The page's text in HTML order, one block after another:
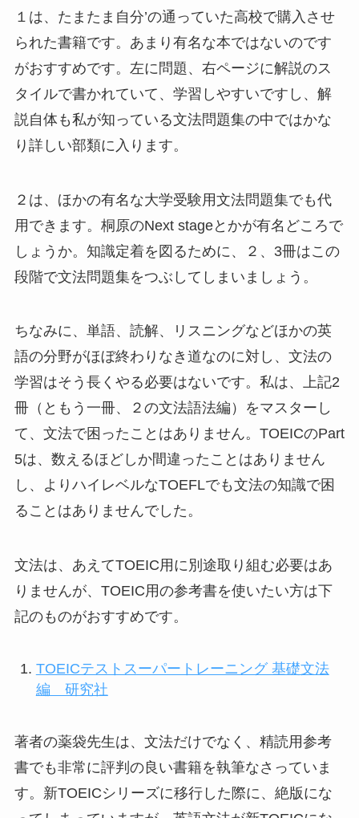
１は、たまたま自分’の通っていた高校で購入させ
られた書籍です。あまり有名な本ではないのです
がおすすめです。左に問題、右ページに解説のス
タイルで書かれていて、学習しやすいですし、解
説自体も私が知っている文法問題集の中ではかな
り詳しい部類に入ります。
２は、ほかの有名な大学受験用文法問題集でも代
用できます。桐原のNext stageとかが有名どころで
しょうか。知識定着を図るために、２、3冊はこの
段階で文法問題集をつぶしてしまいましょう。
ちなみに、単語、読解、リスニングなどほかの英
語の分野がほぼ終わりなき道なのに対し、文法の
学習はそう長くやる必要はないです。私は、上記2
冊（ともう一冊、２の文法語法編）をマスターし
て、文法で困ったことはありません。TOEICのPart
5は、数えるほどしか間違ったことはありません
し、よりハイレベルなTOEFLでも文法の知識で困
ることはありませんでした。
文法は、あえてTOEIC用に別途取り組む必要はあ
りませんが、TOEIC用の参考書を使いたい方は下
記のものがおすすめです。
TOEICテストスーパートレーニング 基礎文法
編 研究社
著者の薬袋先生は、文法だけでなく、精読用参考
書でも非常に評判の良い書籍を執筆なさっていま
す。新TOEICシリーズに移行した際に、絶版にな